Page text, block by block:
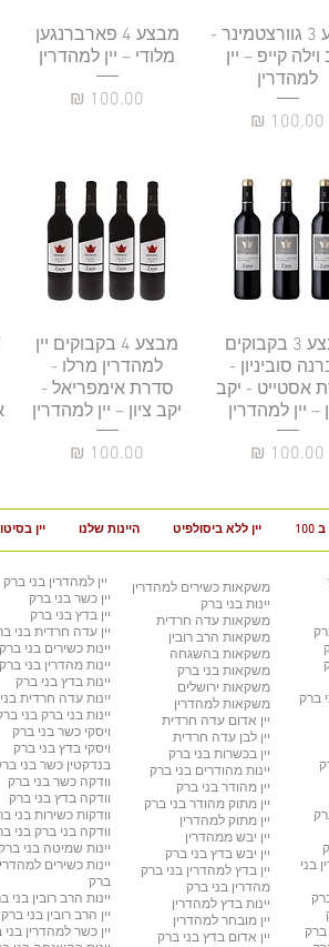
מהירה
מבצע 3 גוורצטמינר -
וילה קייפ – יין
למהדרין
מחיר
תצוגה מהירה
מבצע 4 פארברנגען
מלודי – יין למהדרין
מחיר
מהירה
מבצע 3 בקבוקים
סוביניון -
אסטייט - יקב
– יין למהדרין
מחיר
תצוגה מהירה
מבצע 4 בקבוקים יין
למהדרין מרלו -
סדרת אימפריאל -
יקב ציון – יין למהדרין
מחיר
יין היינות שלנו יין ללא ביסולפיט
יין למהדרין בני ברק
יין כשר בני ברק
יין בדץ בני ברק
יין עדה חרדית בני
יינות כשירים בני ברק
יינות מהדרין בני ברק
יינות בדץ בני ברק
יינות עדה חרדית
יינות בני ברק בני
ויסקי כשר בני ברק
ויסקי בדץ בני ברק
בנדקטין כשר בני
וודקה כשר בני ברק
וודקה בדץ בני ברק
וודקות כשירות בני
וודקה בני ברק בני
יינות שמיטה בני
יינות כשירים
ברק
יינות הרב רובין בני
יין הרב רובין בני ברק
יין כשר למהדרין
משקאות כשירים למהדרין
יינות בני ברק
משקאות עדה חרדית
משקאות הרב רובין
משקאות בהשגחה
משקאות בני ברק
משקאות ירושלים
משקאות למהדרין
יין אדום עדה חרדית
יין לבן עדה חרדית
יין בכשרות בני ברק
יינות מהודרים בני ברק
יין מהודר בני ברק
יין מתוק מהודר בני ברק
יין מתוק למהדרין
יין יבש ממהדרין
יין יבש בדץ בני ברק
יין בדץ למהדרין בני ברק
מהדרין בני ברק
יינות בדץ למהדרין
יין מובחר למהדרין
יין אדום בדץ בני ברק
ברק
בני
ברק